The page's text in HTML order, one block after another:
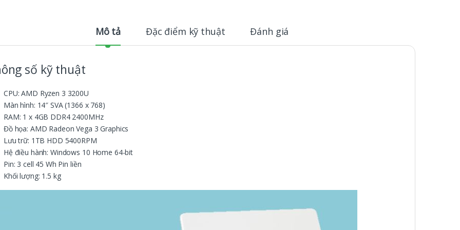
Mô tả Đặc điểm kỹ thuật Đánh giá
số kỹ thuật
CPU: AMD Ryzen 3 3200U
Màn hình: 14″ SVA (1366 x 768)
RAM: 1 x 4GB DDR4 2400MHz
Đồ họa: AMD Radeon Vega 3 Graphics
Lưu trữ: 1TB HDD 5400RPM
Hệ điều hành: Windows 10 Home 64-bit
Pin: 3 cell 45 Wh Pin liền
Khối lượng: 1.5 kg